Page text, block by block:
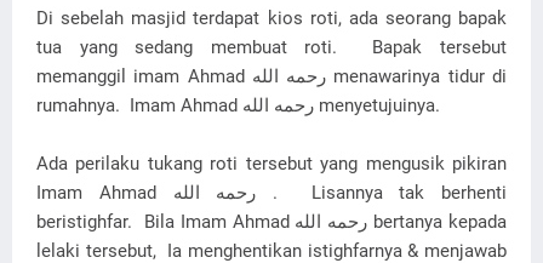
Di sebelah masjid terdapat kios roti, ada seorang bapak
tua yang sedang membuat roti. Bapak tersebut
memanggil imam Ahmad رحمه الله‎ menawarinya tidur di
rumahnya. Imam Ahmad رحمه الله‎ menyetujuinya.
Ada perilaku tukang roti tersebut yang mengusik pikiran
Imam Ahmad رحمه الله‎ . Lisannya tak berhenti
beristighfar. Bila Imam Ahmad رحمه الله‎ bertanya kepada
lelaki tersebut, Ia menghentikan istighfarnya & menjawab